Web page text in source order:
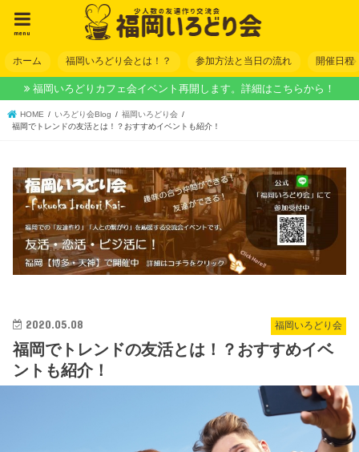
menu
ホーム 福岡いろどり会とは！？ 参加方法と当日の流れ 開催日程
福岡いろどりカフェ会イベント再開します。詳細はこちらから！
HOME いろどり会Blog
福岡いろどり会
福岡でトレンドの友活とは！？おすすめイベントも紹介！
福岡いろどり会
2020.05.08
福岡でトレンドの友活とは！？おすすめイベ
ントも紹介！